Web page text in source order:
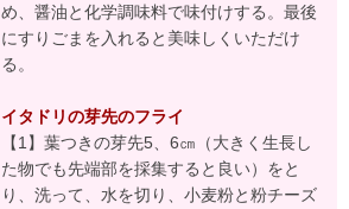
め、醤油と化学調味料で味付けする。最後
にすりごまを入れると美味しくいただけ
る。
イタドリの芽先のフライ
【1】葉つきの芽先5、6㎝（大きく生長し
た物でも先端部を採集すると良い）をと
り、洗って、水を切り、小麦粉と粉チーズ